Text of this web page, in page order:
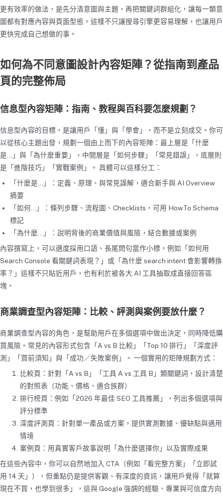
更有效率的做法，是先分清意圖與主題，再把關鍵詞群組化，讓每一類意
圖都有對應內容與頁面型態。這樣不只讓搜尋引擎更容易理解，也讓用戶
更快完成自己想做的事。
如何為不同意圖設計內容矩陣？從指南到產品
頁的完整佈局
信息型內容矩陣：指南、教程與百科要怎麼規劃？
信息型內容的目標，是讓用戶「懂」與「學會」，而不是立刻成交。你可
以從核心主題出發，規劃一個由上而下的內容矩陣：最上層是「什麼
是…」與「為什麼重要」，中間層是「如何步驟」「常見錯誤」，底層則
是「進階技巧」「實戰案例」。 具體可以這樣分工：
「什麼是…」：定義、原理、與常見誤解，適合新手與 AI Overview
摘要
「如何…」：條列步驟、流程圖、Checklists，可用 HowTo Schema
標記
「為什麼…」：說明背後的商業價值與風險，結合數據或案例
內容撰寫上，可以適度採用口語、長尾問句當作小標，例如「如何用
Search Console 看關鍵詞表現？」或「為什麼 search intent 會影響轉換
率？」這樣不只貼近用戶，也有利於被各大 AI 工具抽取成直接回答區
塊。
商業調查型內容矩陣：比較、評測與案例要放什麼？
商業調查型內容的角色，是幫助用戶在多個選項中做出決定，同時降低購
買風險。常見的內容形式包含「A vs B 比較」「Top 10 排行」「深度評
測」「買前須知」與「成功／失敗案例」。 一個實用的矩陣規劃方式：
比較頁：針對「A vs B」「工具 A vs 工具 B」類關鍵詞，設計清楚
的對照表（功能、價格、適合族群）
排行榜頁：例如「2026 年最佳 SEO 工具推薦」，列出多個選項與
評分標準
深度評測頁：針對單一產品或方案，提供實測數據、優缺點與適用
情境
案例頁：用真實客戶故事說明「為什麼選擇你」以及實際成果
在這些內容中，你可以自然地加入 CTA（例如「看完整方案」「立即試
用 14 天」），但重點仍是提供客觀、有深度的資訊，讓用戶覺得「就算
現在不買，也學到很多」，這與 Google 強調的經驗、專業與可信度方向